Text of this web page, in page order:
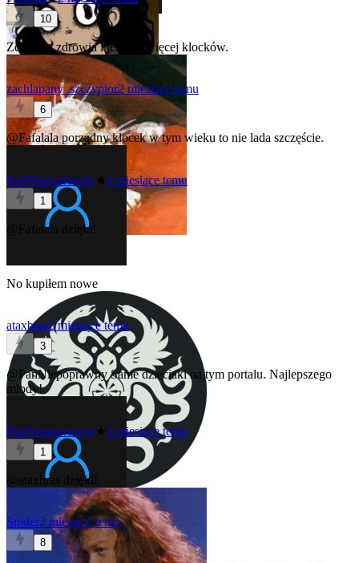
10
Zdrowia, zdrowia i jeszcze więcej klocków.
zachlapany_szczypior2 miesiące temu
6
@Fafalalaporządny klocek w tym wieku to nie lada szczęście.
PanNiepoprawny 2 miesiące temu
1
@Fafalala dzięki!
No kupiłem nowe
ataxbras2 miesiące temu
3
@PanNiepoprawnySame dzieciaki na tym portalu. Najlepszego
młody!
PanNiepoprawny 2 miesiące temu
1
@ataxbras dzięki!
Spider2 miesiące temu
8